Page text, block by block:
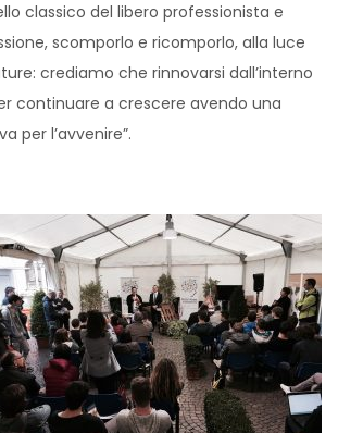
classico del libero professionista e
scomporlo e ricomporlo, alla luce
crediamo che rinnovarsi dall’interno
continuare a crescere avendo una
per l’avvenire”.